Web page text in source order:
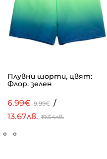
Плувни шорти, цвят:
Флор. зелен
6.99€ 9.99€ /
13.67лв. 19.54лв.